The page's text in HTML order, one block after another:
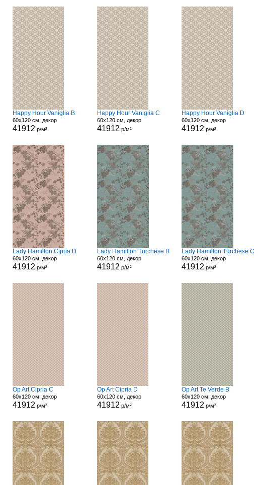
Happy Hour Vaniglia B
60x120 см, декор
41912 р/м²
Happy Hour Vaniglia C
60x120 см, декор
41912 р/м²
Happy Hour Vaniglia D
60x120 см, декор
41912 р/м²
Lady Hamilton Cipria D
60x120 см, декор
41912 р/м²
Lady Hamilton Turchese B
60x120 см, декор
41912 р/м²
Lady Hamilton Turchese C
60x120 см, декор
41912 р/м²
Op Art Cipria C
60x120 см, декор
41912 р/м²
Op Art Cipria D
60x120 см, декор
41912 р/м²
Op Art Te Verde B
60x120 см, декор
41912 р/м²